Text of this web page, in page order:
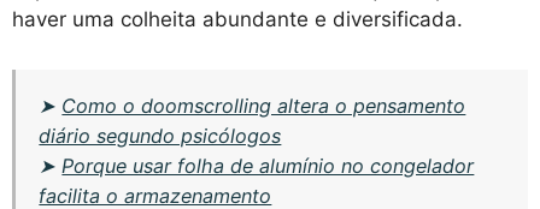
haver uma colheita abundante e diversificada.
➤ Como o doomscrolling altera o pensamento
diário segundo psicólogos
➤ Porque usar folha de alumínio no congelador
facilita o armazenamento